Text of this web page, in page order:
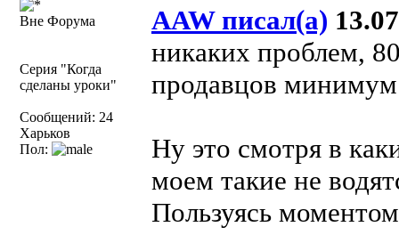
Вне Форума
Серия "Когда
сделаны уроки"
Сообщений: 24
Харьков
Пол:
AAW писал(а)
никаких проблем,
продавцов минимум
Ну это смотря в
моем такие не
Пользуясь